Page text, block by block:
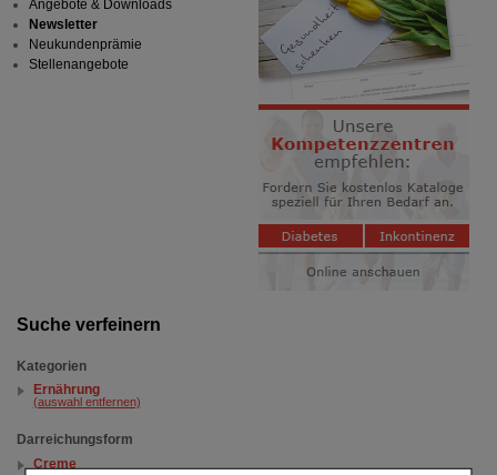
Suche verfeinern
Kategorien
Ernährung
(auswahl entfernen)
Darreichungsform
Creme
Angebote & Downloads
Newsletter
Neukundenprämie
Stellenangebote